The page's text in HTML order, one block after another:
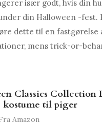
især godt, hvis din
din Halloween -fest.
dette til en fastgørelse
mens trick-or-
Classics Collection
kostume til piger
Amazon